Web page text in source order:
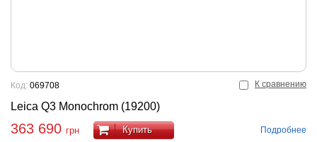
К сравнению
Leica Q3 Monochrom (19200)
Код: 069708
363 690 грн Купить Подробнее